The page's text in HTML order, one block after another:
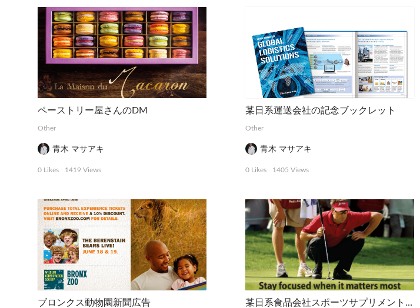
ペーストリー屋さんのDM
Other
青木 マサアキ
0 Likes 1419 Views
某日系運送会社の記念ブックレット
Other
青木 マサアキ
0 Likes 1405 Views
ブロンクス動物園新聞広告 某日系食品会社スポーツサプリメントの雑誌広告